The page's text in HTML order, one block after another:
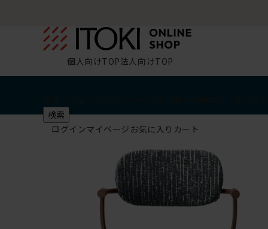
個人向けTOP法人向けTOP
検索
ログインマイページ お気に入り カート